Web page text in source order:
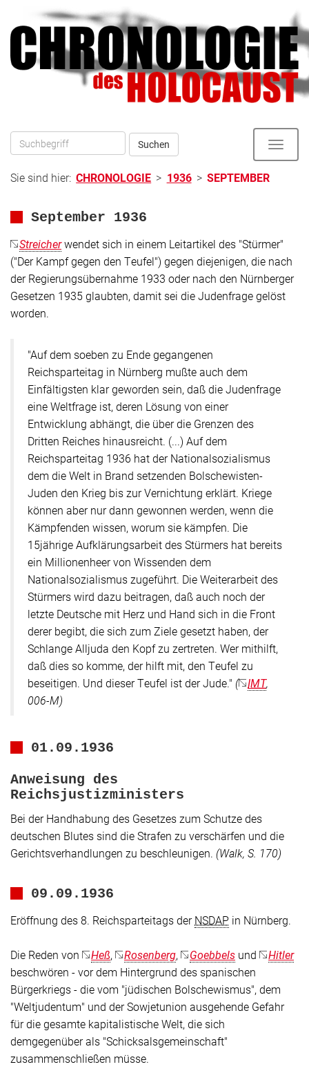
Hauptnavigation
Inhalt
Suchen
Toggle
Sie sind hier: CHRONOLOGIE > 1936 > SEPTEMBER
September 1936
Streicherwendet sich in einem Leitartikel des "Stürmer"
("Der Kampf gegen den Teufel") gegen diejenigen, die nach
der Regierungsübernahme 1933 oder nach den Nürnberger
Gesetzen 1935 glaubten, damit sei die Judenfrage gelöst
worden.
"Auf dem soeben zu Ende gegangenen
Reichsparteitag in Nürnberg mußte auch dem
Einfältigsten klar geworden sein, daß die Judenfrage
eine Weltfrage ist, deren Lösung von einer
Entwicklung abhängt, die über die Grenzen des
Dritten Reiches hinausreicht. (...) Auf dem
Reichsparteitag 1936 hat der Nationalsozialismus
dem die Welt in Brand setzenden Bolschewisten-
Juden den Krieg bis zur Vernichtung erklärt. Kriege
können aber nur dann gewonnen werden, wenn die
Kämpfenden wissen, worum sie kämpfen. Die
15jährige Aufklärungsarbeit des Stürmers hat bereits
ein Millionenheer von Wissenden dem
Nationalsozialismus zugeführt. Die Weiterarbeit des
Stürmers wird dazu beitragen, daß auch noch der
letzte Deutsche mit Herz und Hand sich in die Front
derer begibt, die sich zum Ziele gesetzt haben, der
Schlange Alljuda den Kopf zu zertreten. Wer mithilft,
daß dies so komme, der hilft mit, den Teufel zu
beseitigen. Und dieser Teufel ist der Jude." ( IMT,
006-M)
01.09.1936
Anweisung des
Reichsjustizministers
Bei der Handhabung des Gesetzes zum Schutze des
deutschen Blutes sind die Strafen zu verschärfen und die
Gerichtsverhandlungen zu beschleunigen. (Walk, S. 170)
09.09.1936
Eröffnung des 8. Reichsparteitags derNSDAP in Nürnberg.
Die Reden von Heß, Rosenberg, Goebbels und
Hitler
beschwören - vor dem Hintergrund des spanischen
Bürgerkriegs - die vom "jüdischen Bolschewismus", dem
"Weltjudentum" und der Sowjetunion ausgehende Gefahr
für die gesamte kapitalistische Welt, die sich
demgegenüber als "Schicksalsgemeinschaft"
zusammenschließen müsse.